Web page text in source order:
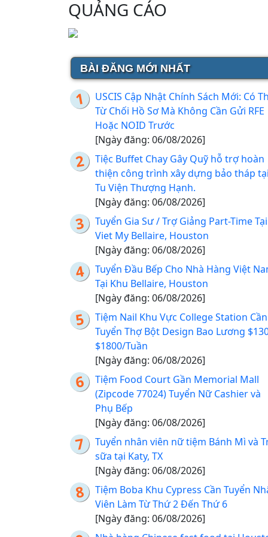
QUẢNG CÁO
BÀI ĐĂNG MỚI NHẤT
USCIS Cập Nhật Chính Sách Mới: Có
Từ Chối Hồ Sơ Mà Không Cần Gửi RFE
Hoặc NOID Trước
[Ngày đăng: 06/08/2026]
Tiệc Buffet Chay Gây Quỹ hỗ trợ hoàn
thiện công trình xây dựng bảo tháp tại
Tu Viện Thượng Hạnh.
[Ngày đăng: 06/08/2026]
Tuyển Gia Sư / Trợ Giảng Part-Time
Viet My Bellaire, Houston
[Ngày đăng: 06/08/2026]
Tuyển Đầu Bếp Cho Nhà Hàng Việt
Tại Khu Bellaire, Houston
[Ngày đăng: 06/08/2026]
Tiệm Nail Khu Vực College Station Cần
Tuyển Thợ Bột Design Bao Lương
$1800/Tuần
[Ngày đăng: 06/08/2026]
Tiệm Food Court Gần Memorial Mall
(Zipcode 77024) Tuyển Nữ Cashier và
Phụ Bếp
[Ngày đăng: 06/08/2026]
Tuyển nhân viên nữ tiệm Bánh Mì và
sữa tại Katy, TX
[Ngày đăng: 06/08/2026]
Tiệm Boba Khu Cypress Cần Tuyển
Viên Làm Từ Thứ 2 Đến Thứ 6
[Ngày đăng: 06/08/2026]